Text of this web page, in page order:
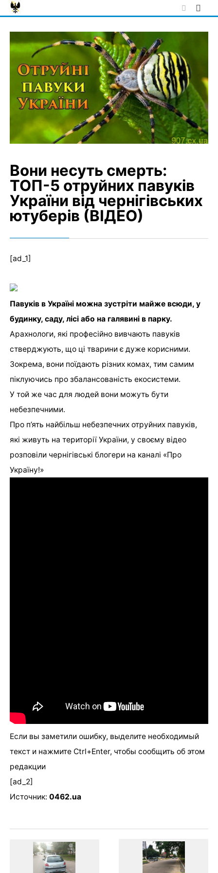
Skip
to
Вони несуть смерть:
ТОП-5 отруйних павуків
України від чернігівських
ютуберів (ВІДЕО)
[ad_1]
Павуків в Україні можна зустріти майже всюди, у
будинку, саду, лісі або на галявині в парку.
Арахнологи, які професійно вивчають павуків
стверджують, що ці тварини є дуже корисними.
Зокрема, вони поїдають різних комах, тим самим
піклуючись про збалансованість екосистеми.
У той же час для людей вони можуть бути
небезпечними.
Про п’ять найбільш небезпечних отруйних павуків,
які живуть на території України, у своєму відео
розповіли чернігівські блогери на каналі «Про
Україну!»
Если вы заметили ошибку, выделите необходимый
текст и нажмите Ctrl+Enter, чтобы сообщить об этом
редакции
[ad_2]
Источник: 0462.ua